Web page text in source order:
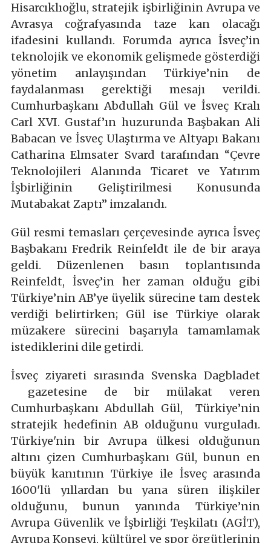
Hisarcıklıoğlu, stratejik işbirliğinin Avrupa ve
Avrasya coğrafyasında taze kan olacağı
ifadesini kullandı. Forumda ayrıca İsveç’in
teknolojik ve ekonomik gelişmede gösterdiği
yönetim anlayışından Türkiye’nin de
faydalanması gerektiği mesajı verildi.
Cumhurbaşkanı Abdullah Gül ve İsveç Kralı
Carl XVI. Gustaf’ın huzurunda Başbakan Ali
Babacan ve İsveç Ulaştırma ve Altyapı Bakanı
Catharina Elmsater Svard tarafından “Çevre
Teknolojileri Alanında Ticaret ve Yatırım
İşbirliğinin Geliştirilmesi Konusunda
Mutabakat Zaptı” imzalandı.
Gül resmi temasları çerçevesinde ayrıca İsveç
Başbakanı Fredrik Reinfeldt ile de bir araya
geldi. Düzenlenen basın toplantısında
Reinfeldt, İsveç’in her zaman olduğu gibi
Türkiye’nin AB’ye üyelik sürecine tam destek
verdiği belirtirken; Gül ise Türkiye olarak
müzakere sürecini başarıyla tamamlamak
istediklerini dile getirdi.
İsveç ziyareti sırasında Svenska Dagbladet
gazetesine de bir mülakat veren
Cumhurbaşkanı Abdullah Gül, Türkiye’nin
stratejik hedefinin AB olduğunu vurguladı.
Türkiye'nin bir Avrupa ülkesi olduğunun
altını çizen Cumhurbaşkanı Gül, bunun en
büyük kanıtının Türkiye ile İsveç arasında
1600'lü yıllardan bu yana süren ilişkiler
olduğunu, bunun yanında Türkiye’nin
Avrupa Güvenlik ve İşbirliği Teşkilatı (AGİT),
Avrupa Konseyi, kültürel ve spor örgütlerinin